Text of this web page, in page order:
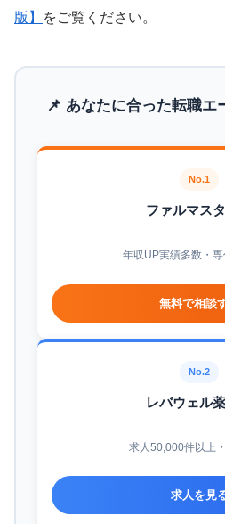
版】 をご覧ください。
📌 あなたに合った転職エ
No.1
ファルマス
年収UP実績多数・専
無料で相談
No.2
レバウェル
求人50,000件以上
求人を見